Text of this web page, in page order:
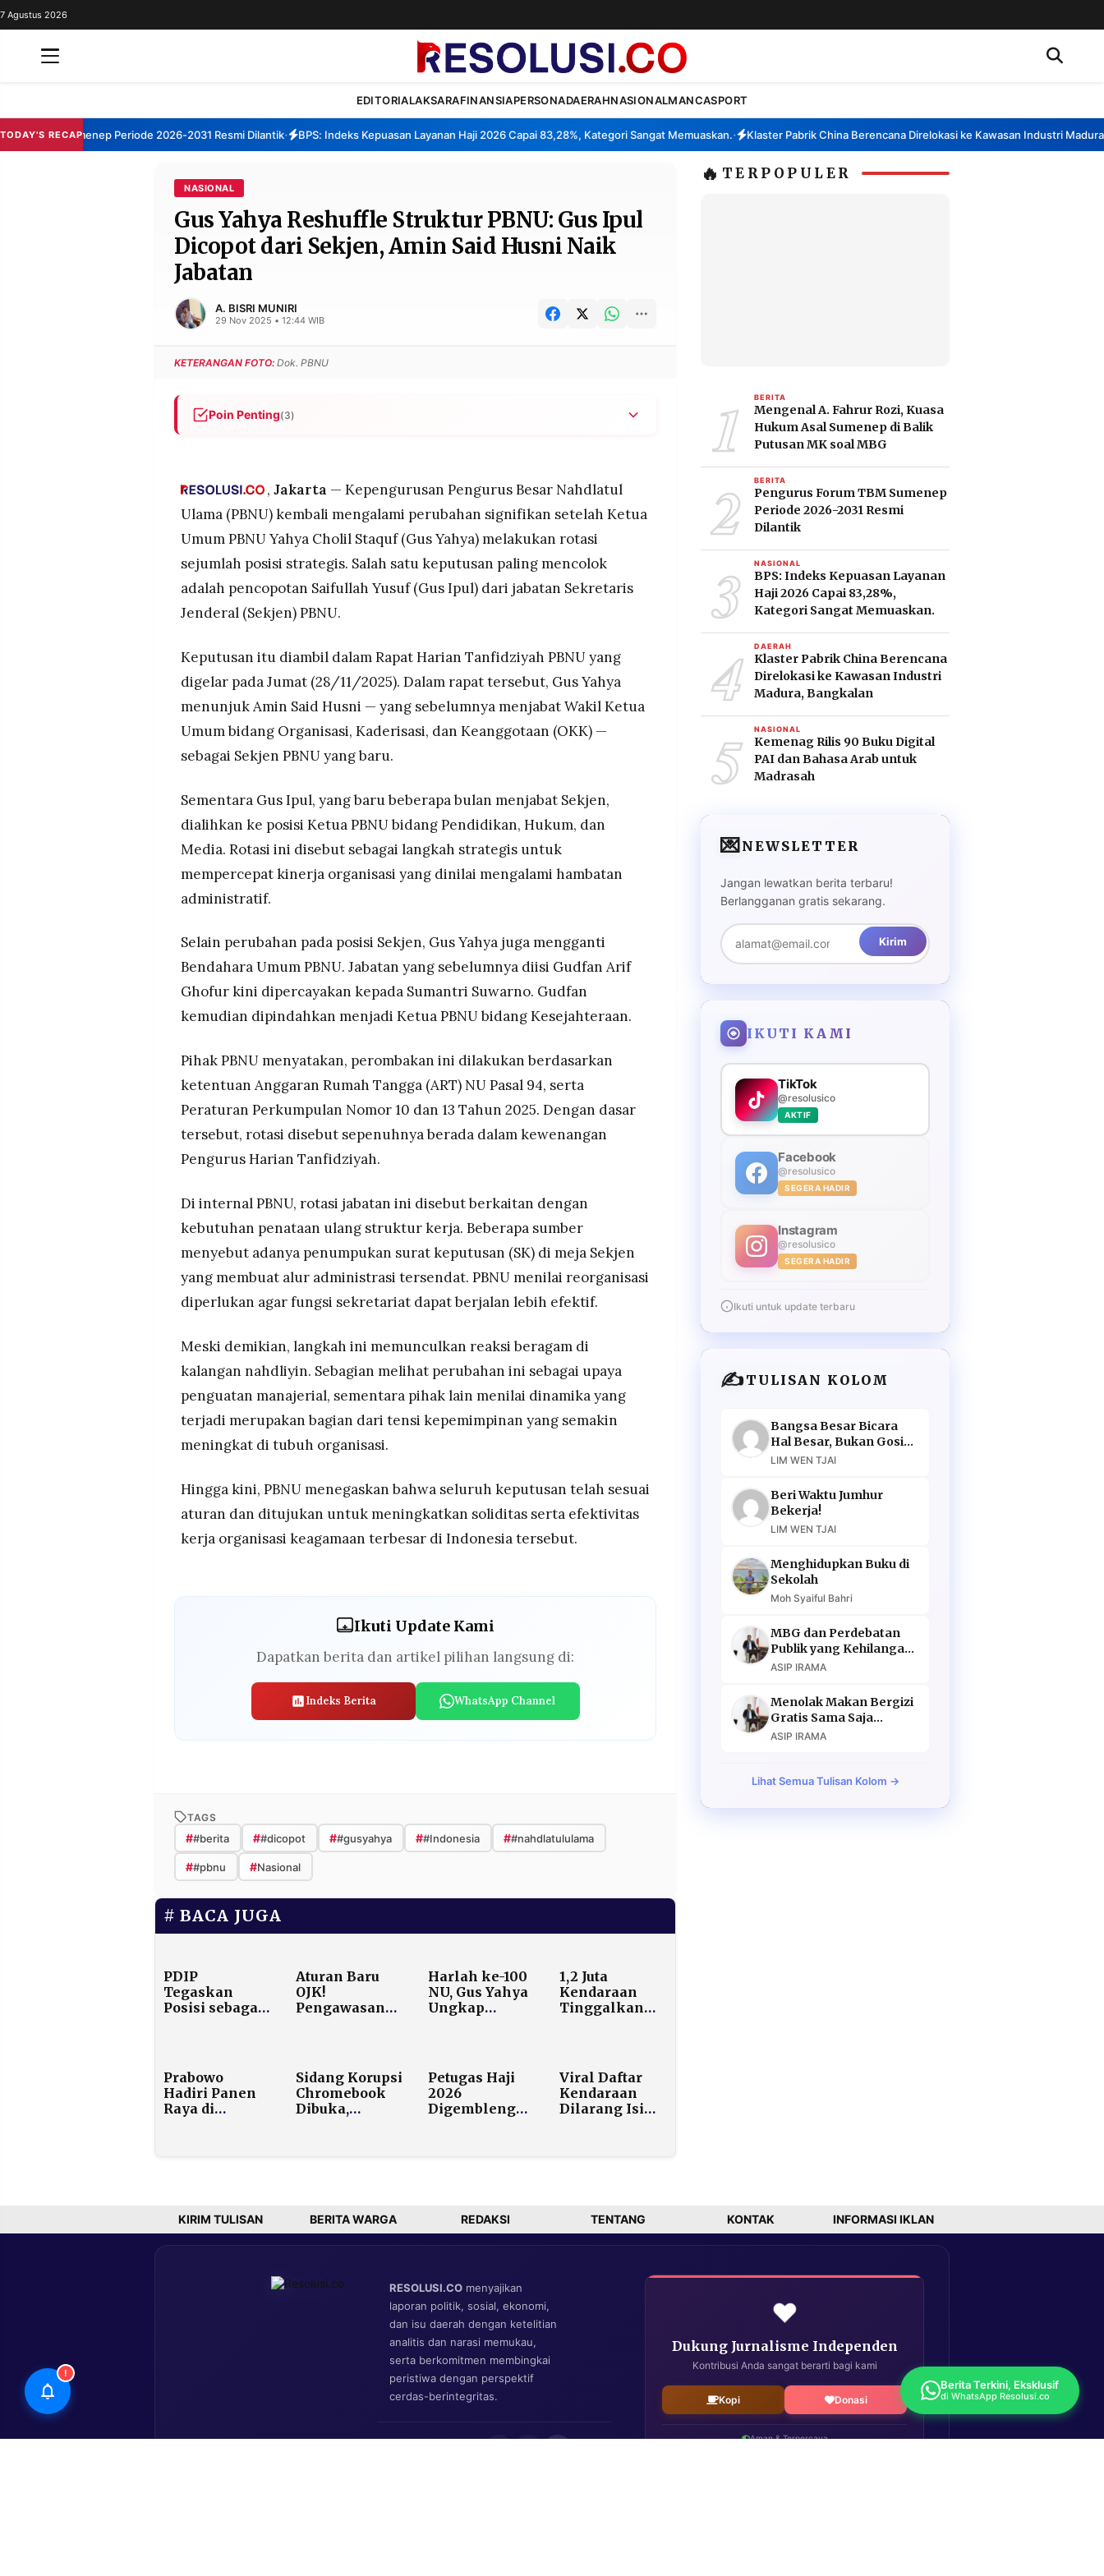
REDAKSI
7 Agustus 2026
EDITORIALAKSARAFINANSIAPERSONADAERAHNASIONALMANCASPORT
TODAY'S RECAP
TBM Sumenep Periode 2026-2031 Resmi Dilantik• BPS: Indeks Kepuasan Layanan Haji 2026 Capai 83,28%, Kategori Sangat Memuaskan.• Klaster Pabrik China Berencana Direlokasi ke Kawasan Industri Madura,
NASIONAL
Gus Yahya Reshuffle Struktur PBNU: Gus Ipul
Dicopot dari Sekjen, Amin Said Husni Naik
Jabatan
A. BISRI MUNIRI
29 Nov 2025 • 12:44 WIB
KETERANGAN FOTO: Dok. PBNU
Poin Penting(3)
Bendahara Umum diganti, sejumlah posisi ikut diputar.
, Jakarta — Kepengurusan Pengurus Besar Nahdlatul
Ulama (PBNU) kembali mengalami perubahan signifikan setelah Ketua
Umum PBNU Yahya Cholil Staquf (Gus Yahya) melakukan rotasi
sejumlah posisi strategis. Salah satu keputusan paling mencolok
adalah pencopotan Saifullah Yusuf (Gus Ipul) dari jabatan Sekretaris
Jenderal (Sekjen) PBNU.
Keputusan itu diambil dalam Rapat Harian Tanfidziyah PBNU yang
digelar pada Jumat (28/11/2025). Dalam rapat tersebut, Gus Yahya
menunjuk Amin Said Husni — yang sebelumnya menjabat Wakil Ketua
Umum bidang Organisasi, Kaderisasi, dan Keanggotaan (OKK) —
sebagai Sekjen PBNU yang baru.
Sementara Gus Ipul, yang baru beberapa bulan menjabat Sekjen,
dialihkan ke posisi Ketua PBNU bidang Pendidikan, Hukum, dan
Media. Rotasi ini disebut sebagai langkah strategis untuk
mempercepat kinerja organisasi yang dinilai mengalami hambatan
administratif.
Selain perubahan pada posisi Sekjen, Gus Yahya juga mengganti
Bendahara Umum PBNU. Jabatan yang sebelumnya diisi Gudfan Arif
Ghofur kini dipercayakan kepada Sumantri Suwarno. Gudfan
kemudian dipindahkan menjadi Ketua PBNU bidang Kesejahteraan.
Pihak PBNU menyatakan, perombakan ini dilakukan berdasarkan
ketentuan Anggaran Rumah Tangga (ART) NU Pasal 94, serta
Peraturan Perkumpulan Nomor 10 dan 13 Tahun 2025. Dengan dasar
tersebut, rotasi disebut sepenuhnya berada dalam kewenangan
Pengurus Harian Tanfidziyah.
Di internal PBNU, rotasi jabatan ini disebut berkaitan dengan
kebutuhan penataan ulang struktur kerja. Beberapa sumber
menyebut adanya penumpukan surat keputusan (SK) di meja Sekjen
yang membuat alur administrasi tersendat. PBNU menilai reorganisasi
diperlukan agar fungsi sekretariat dapat berjalan lebih efektif.
Meski demikian, langkah ini memunculkan reaksi beragam di
kalangan nahdliyin. Sebagian melihat perubahan ini sebagai upaya
penguatan manajerial, sementara pihak lain menilai dinamika yang
terjadi merupakan bagian dari tensi kepemimpinan yang semakin
meningkat di tubuh organisasi.
Hingga kini, PBNU menegaskan bahwa seluruh keputusan telah sesuai
aturan dan ditujukan untuk meningkatkan soliditas serta efektivitas
kerja organisasi keagamaan terbesar di Indonesia tersebut.
Ikuti Update Kami
Dapatkan berita dan artikel pilihan langsung di:
Indeks Berita WhatsApp Channel
TAGS
##berita ##dicopot ##gusyahya ##Indonesia ##nahdlatululama
##pbnu #Nasional
BACA JUGA
PDIP
Tegaskan
Posisi sebagai
Prabowo dan
Bukan Oposisi
Aturan Baru
OJK!
Pengawasan
Ketat, Fokus
Anti-Fraud
Harlah ke-100
NU, Gus Yahya
Ungkap
Bangsa
1,2 Juta
Kendaraan
Tinggalkan
Arus Lalu
Lintas
Terkendali
Prabowo
Hadiri Panen
Raya di
Sidang Korupsi
Chromebook
Dibuka,
Petugas Haji
2026
Digembleng
Viral Daftar
Kendaraan
Dilarang Isi
🔥 TERPOPULER
1 BERITA
Mengenal A. Fahrur Rozi, Kuasa
Hukum Asal Sumenep di Balik
Putusan MK soal MBG
2 BERITA
Pengurus Forum TBM Sumenep
Periode 2026-2031 Resmi
Dilantik
3 NASIONAL
BPS: Indeks Kepuasan Layanan
Haji 2026 Capai 83,28%,
Kategori Sangat Memuaskan.
4 DAERAH
Klaster Pabrik China Berencana
Direlokasi ke Kawasan Industri
Madura, Bangkalan
5 NASIONAL
Kemenag Rilis 90 Buku Digital
PAI dan Bahasa Arab untuk
Madrasah
💌NEWSLETTER
Jangan lewatkan berita terbaru!
Berlangganan gratis sekarang.
Kirim
IKUTI KAMI
TikTok
@resolusico
AKTIF
Facebook
@resolusico
SEGERA HADIR
Instagram
@resolusico
SEGERA HADIR
Ikuti untuk update terbaru
✍️TULISAN KOLOM
Bangsa Besar Bicara
Hal Besar, Bukan Gosip
Murahan
LIM WEN TJAI
Beri Waktu Jumhur
Bekerja!
LIM WEN TJAI
Menghidupkan Buku di
Sekolah
Moh Syaiful Bahri
MBG dan Perdebatan
Publik yang Kehilangan
Argumen
ASIP IRAMA
Menolak Makan Bergizi
Gratis Sama Saja
Menolak Masa Depan
ASIP IRAMA
Lihat Semua Tulisan Kolom →
KIRIM TULISAN BERITA WARGA REDAKSI TENTANG KONTAK INFORMASI IKLAN
RESOLUSI.CO menyajikan
laporan politik, sosial, ekonomi,
dan isu daerah dengan ketelitian
analitis dan narasi memukau,
serta berkomitmen membingkai
peristiwa dengan perspektif
cerdas-berintegritas.
❤️
Dukung Jurnalisme Independen
Kontribusi Anda sangat berarti bagi kami
Kopi Donasi
Aman & Terpercaya
!
Berita Terkini, Eksklusif
di WhatsApp Resolusi.co